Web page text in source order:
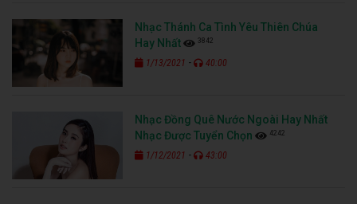
Nhạc Thánh Ca Tình Yêu Thiên Chúa
Hay Nhất
3842
1/13/2021 - 40:00
Nhạc Đồng Quê Nước Ngoài Hay Nhất
Nhạc Được Tuyển Chọn
4242
1/12/2021 - 43:00